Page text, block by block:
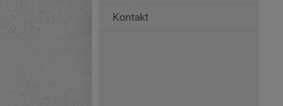
Kontakt